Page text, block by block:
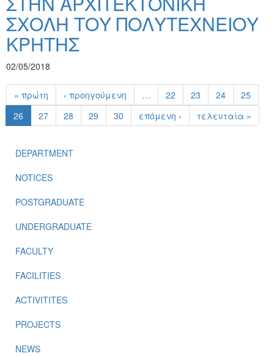
ΣΧΟΛΗ ΤΟΥ ΠΟΛΥΤΕΧΝΕΙΟΥ
ΚΡΗΤΗΣ
02/05/2018
« πρώτη ‹ προηγούμενη … 22 23 24
25
26
27 28 29 30 επόμενη › τελευταία »
DEPARTMENT
NOTICES
POSTGRADUATE
UNDERGRADUATE
FACULTY
FACILITIES
ACTIVITITES
PROJECTS
NEWS